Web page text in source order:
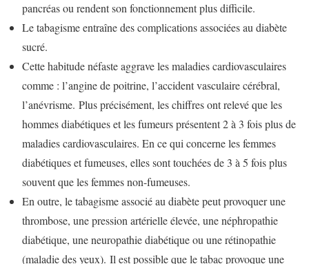
pancréas ou rendent son fonctionnement plus difficile.
Le tabagisme entraîne des complications associées au diabète
sucré.
Cette habitude néfaste aggrave les maladies cardiovasculaires
comme : l’angine de poitrine, l’accident vasculaire cérébral,
l’anévrisme. Plus précisément, les chiffres ont relevé que les
hommes diabétiques et les fumeurs présentent 2 à 3 fois plus de
maladies cardiovasculaires. En ce qui concerne les femmes
diabétiques et fumeuses, elles sont touchées de 3 à 5 fois plus
souvent que les femmes non-fumeuses.
En outre, le tabagisme associé au diabète peut provoquer une
thrombose, une pression artérielle élevée, une néphropathie
diabétique, une neuropathie diabétique ou une rétinopathie
(maladie des yeux). Il est possible que le tabac provoque une